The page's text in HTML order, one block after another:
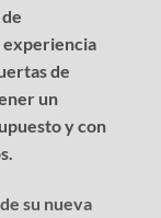
experiencia
de
un
y con
su nueva